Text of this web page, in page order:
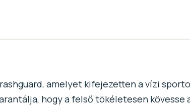
amelyet kifejezetten a vízi
hogy a felső tökéletesen